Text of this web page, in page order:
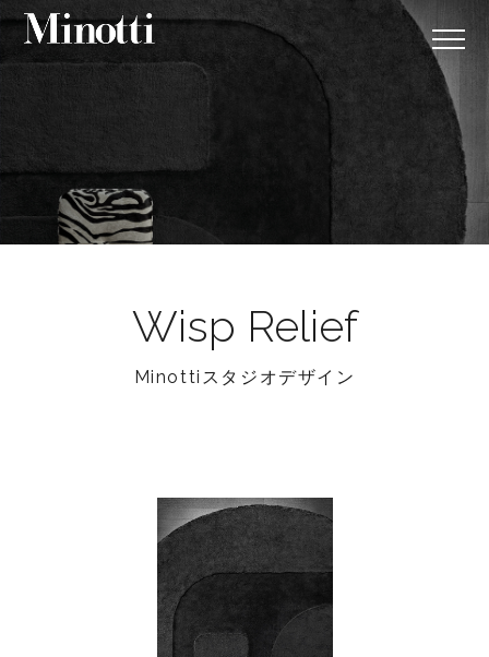
Wisp Relief
Minottiスタジオデザイン